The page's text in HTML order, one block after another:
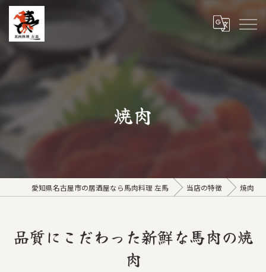
焼肉
愛知県名古屋市の居酒屋なら馬肉料理 左馬 当店の特徴 焼肉
品質にこだわった新鮮な馬肉の焼
肉